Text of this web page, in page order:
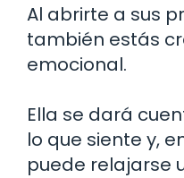
Al abrirte a sus
también estás
emocional.
Ella se dará
lo que siente y,
puede relajarse